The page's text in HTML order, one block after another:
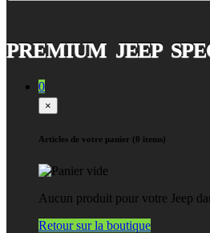
PREMIUM JEEP
0
×
Articles de votre panier (0 items)
Aucun produit pour votre Jeep
Retour sur la boutique